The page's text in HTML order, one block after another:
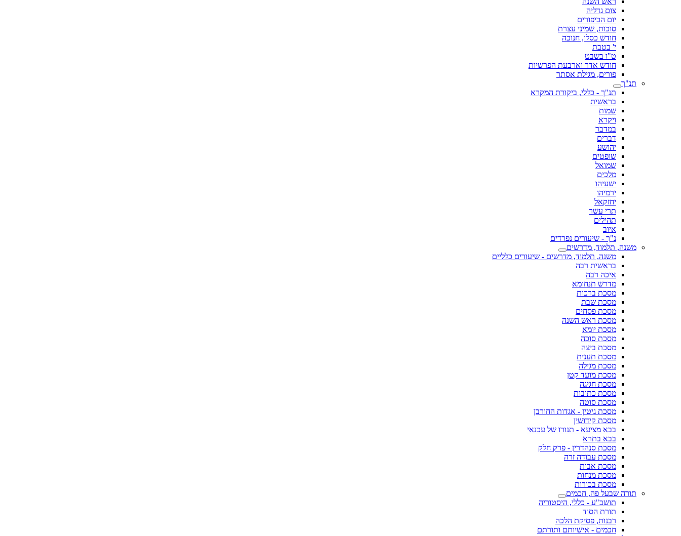
צום גדליה
יום הכיפורים
סוכות, שמיני עצרת
חודש כסלו, חנוכה
י' בטבת
ט"ו בשבט
חודש אדר וארבעת הפרשיות
פורים, מגילת אסתר
תנ"ך
תנ"ך - כללי, ביקורת המקרא
בראשית
שמות
ויקרא
במדבר
דברים
יהושע
שופטים
שמואל
מלכים
ישעיהו
ירמיהו
יחזקאל
תרי עשר
תהילים
איוב
נ"ך - שיעורים נפרדים
משנה, תלמוד, מדרשים
משנה, תלמוד, מדרשים - שיעורים כלליים
בראשית רבה
איכה רבה
מדרש תנחומא
מסכת ברכות
מסכת שבת
מסכת פסחים
מסכת ראש השנה
מסכת יומא
מסכת סוכה
מסכת ביצה
מסכת תענית
מסכת מגילה
מסכת מועד קטן
מסכת חגיגה
מסכת כתובות
מסכת סוטה
מסכת גיטין - אגדות החורבן
מסכת קידושין
בבא מציעא - תנורו של עכנאי
בבא בתרא
מסכת סנהדרין - פרק חלק
מסכת עבודה זרה
מסכת אבות
מסכת מנחות
מסכת בכורות
תורה שבעל פה, חכמים
תושב"ע - כללי, היסטוריה
תורת הסוד
רבנות, פסיקת הלכה
חכמים - אישיותם ותורתם